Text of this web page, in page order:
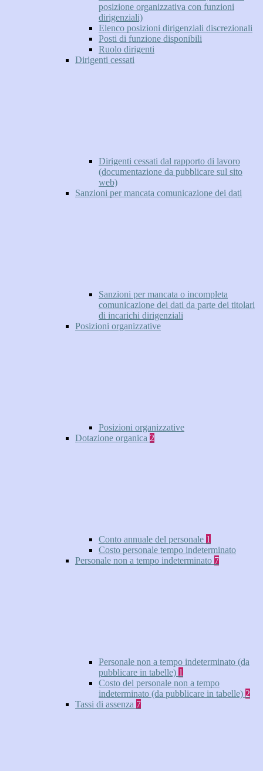
posizione organizzativa con funzioni
dirigenziali)
Elenco posizioni dirigenziali discrezionali
Posti di funzione disponibili
Ruolo dirigenti
Dirigenti cessati
Dirigenti cessati dal rapporto di lavoro
(documentazione da pubblicare sul sito
web)
Sanzioni per mancata comunicazione dei dati
Sanzioni per mancata o incompleta
comunicazione dei dati da parte dei titolari
di incarichi dirigenziali
Posizioni organizzative
Posizioni organizzative
Dotazione organica 2
Conto annuale del personale 1
Costo personale tempo indeterminato
Personale non a tempo indeterminato 7
Personale non a tempo indeterminato (da
pubblicare in tabelle) 1
Costo del personale non a tempo
indeterminato (da pubblicare in tabelle) 2
Tassi di assenza 7